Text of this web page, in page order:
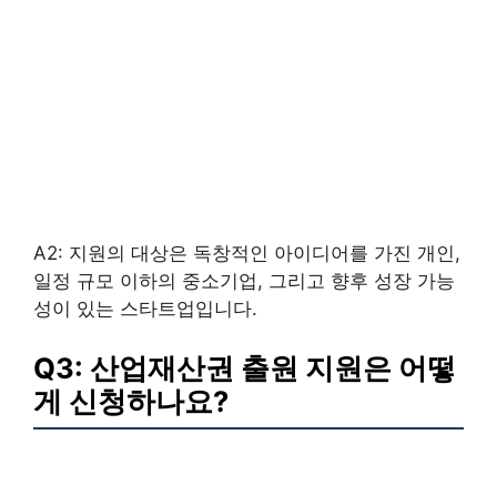
A2: 지원의 대상은 독창적인 아이디어를 가진 개인,
일정 규모 이하의 중소기업, 그리고 향후 성장 가능
성이 있는 스타트업입니다.
Q3: 산업재산권 출원 지원은 어떻
게 신청하나요?